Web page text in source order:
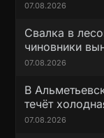
07.08.2026
Свалка в
чиновники
07.08.2026
В
течёт
07.08.2026